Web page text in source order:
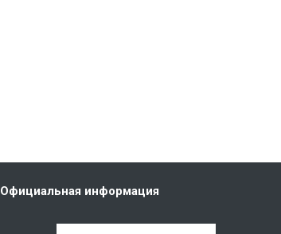
Официальная информация